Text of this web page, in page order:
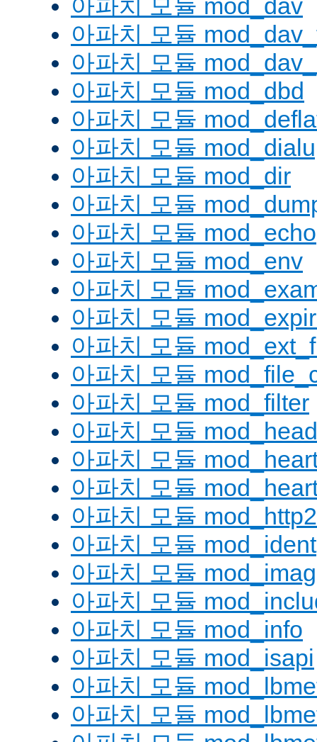
아파치 모듈 mod_dav
아파치 모듈
아파치 모듈
아파치 모듈 mod_dbd
아파치 모듈
아파치 모듈
아파치 모듈 mod_dir
아파치 모듈
아파치 모듈 mod_echo
아파치 모듈 mod_env
아파치 모듈
아파치 모듈
아파치 모듈
아파치 모듈
아파치 모듈 mod_filter
아파치 모듈
아파치 모듈
아파치 모듈
아파치 모듈 mod_http2
아파치 모듈 mod_ident
아파치 모듈
아파치 모듈
아파치 모듈 mod_info
아파치 모듈 mod_isapi
아파치 모듈
아파치 모듈